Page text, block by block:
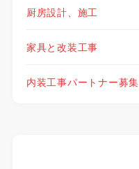
厨房設計、施工
家具と改装工事
内装工事パートナー募集